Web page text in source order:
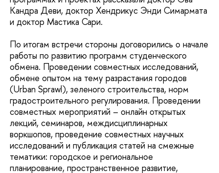
Кандра Деви, доктор Хендрикус Энди Симармата
и доктор Мастика Сари.
По итогам встречи стороны договорились о начале
работы по развитию программ студенческого
обмена. Проведении совместных исследований,
обмене опытом на тему разрастания городов
(Urban Sprawl), зеленого строительства, норм
градостроительного регулирования. Проведении
совместных мероприятий – онлайн открытых
лекций, семинаров, междисциплинарных
воркшопов, проведение совместных научных
исследований и публикация статей на смежные
тематики: городское и региональное
планирование, пространственное развитие,